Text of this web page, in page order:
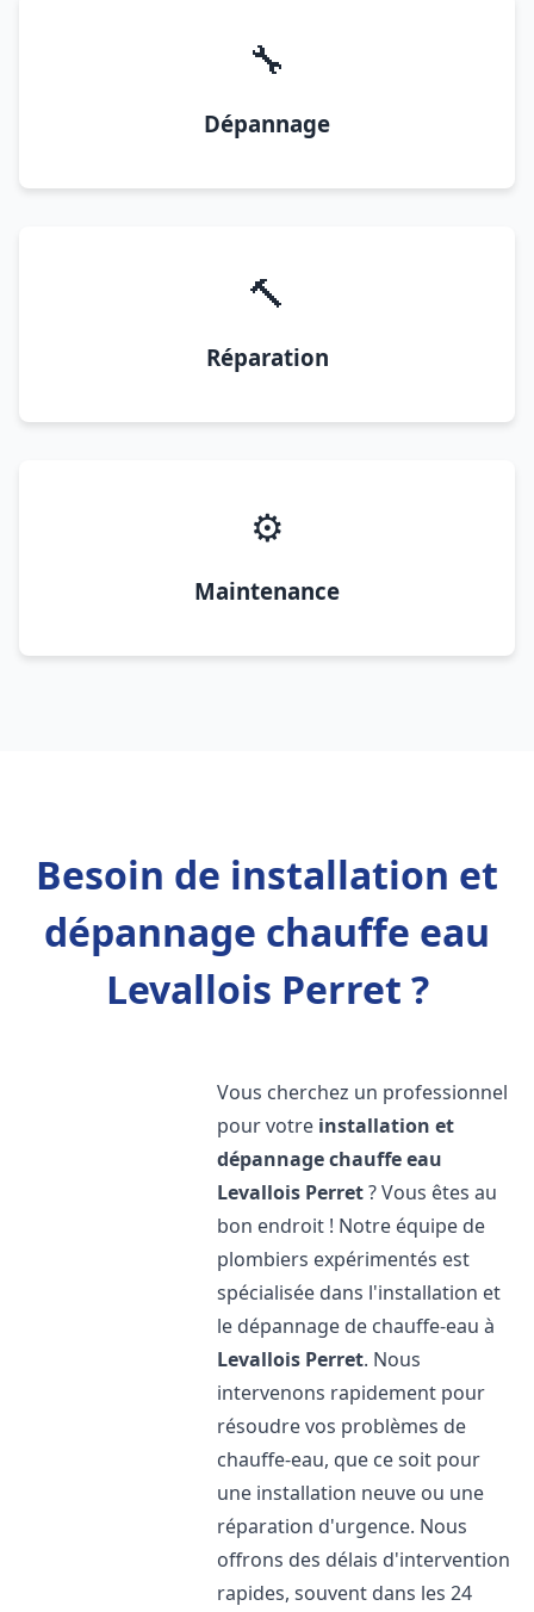
🔧
Dépannage
🔨
Réparation
⚙️
Maintenance
Besoin de installation et
dépannage chauffe eau
Levallois Perret ?
Vous cherchez un professionnel
pour votre installation et
dépannage chauffe eau
Levallois Perret? Vous êtes au
bon endroit ! Notre équipe de
plombiers expérimentés est
spécialisée dans l'installation et
le dépannage de chauffe-eau à
Levallois Perret. Nous
intervenons rapidement pour
résoudre vos problèmes de
chauffe-eau, que ce soit pour
une installation neuve ou une
réparation d'urgence. Nous
offrons des délais d'intervention
rapides, souvent dans les 24